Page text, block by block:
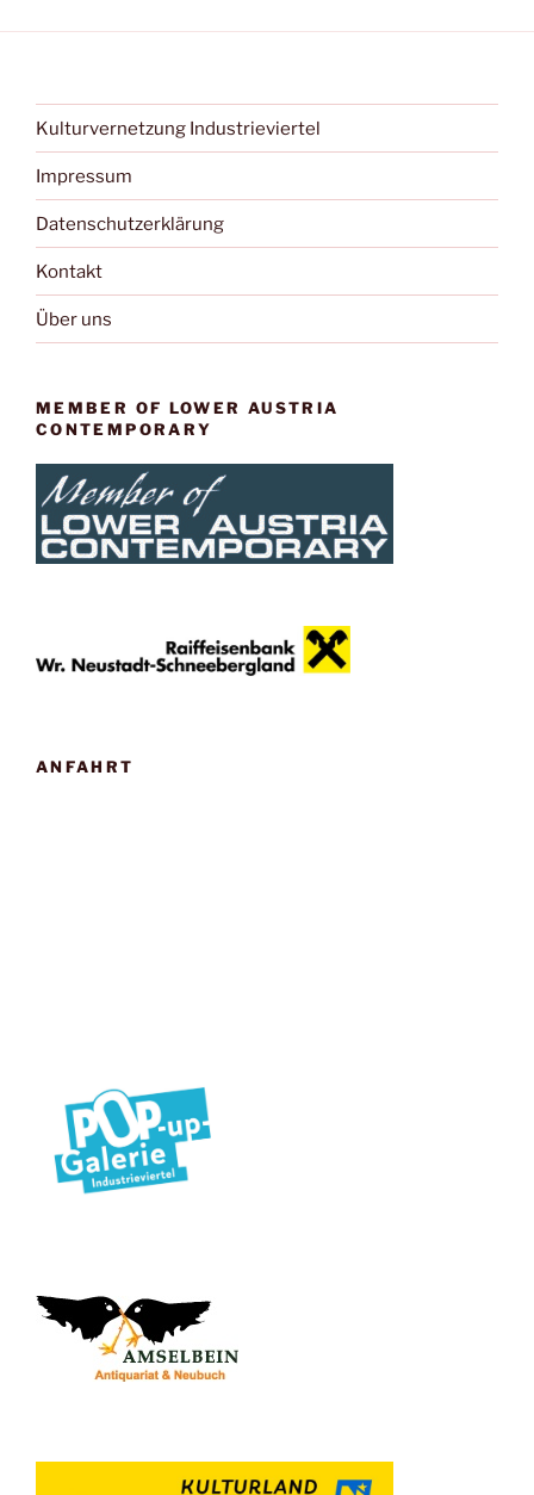
Kulturvernetzung Industrieviertel
Impressum
Datenschutzerklärung
Kontakt
Über uns
MEMBER OF LOWER AUSTRIA
CONTEMPORARY
ANFAHRT